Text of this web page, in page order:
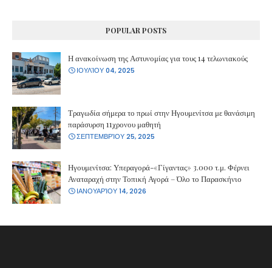
POPULAR POSTS
Η ανακοίνωση της Αστυνομίας για τους 14 τελωνιακούς
ΙΟΥΛΊΟΥ 04, 2025
Τραγωδία σήμερα το πρωί στην Ηγουμενίτσα με θανάσιμη
παράσυρση 11χρονου μαθητή
ΣΕΠΤΕΜΒΡΊΟΥ 25, 2025
Ηγουμενίτσα: Υπεραγορά-«Γίγαντας» 3.000 τ.μ. Φέρνει
Αναταραχή στην Τοπική Αγορά – Όλο το Παρασκήνιο
ΙΑΝΟΥΑΡΊΟΥ 14, 2026